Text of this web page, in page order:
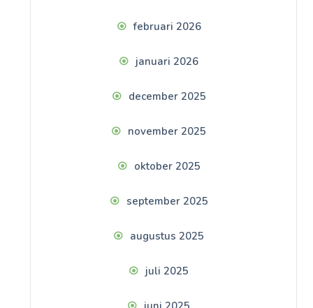
februari 2026
januari 2026
december 2025
november 2025
oktober 2025
september 2025
augustus 2025
juli 2025